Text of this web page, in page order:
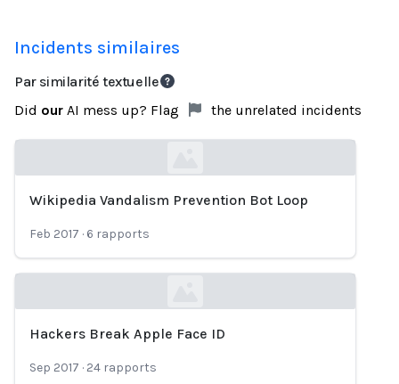
Incidents similaires
Par similarité textuelle
Did our AI mess up? Flag the unrelated incidents
Loading...
Wikipedia Vandalism Prevention Bot Loop
Feb 2017 · 6 rapports
Hackers Break Apple Face ID
Sep 2017 · 24 rapports